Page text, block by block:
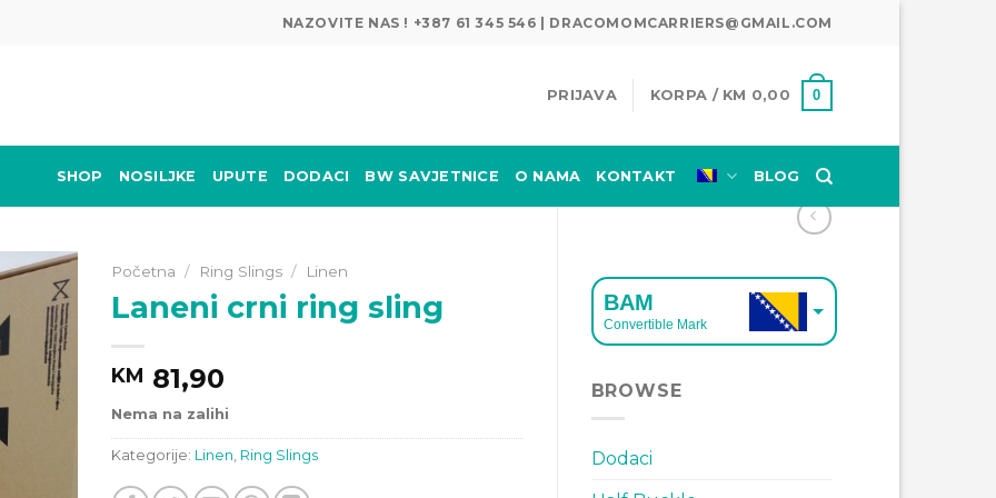
NAZOVITE NAS ! +387 61 345 546 | DRACOMOMCARRIERS@GMAIL.COM
PRIJAVA KORPA / KM 0,00 0
SHOP NOSILJKE UPUTE DODACI BW SAVJETNICE O NAMA KONTAKT BLOG
BAM
Convertible Mark
European Euro
BROWSE
Dodaci
Početna / Ring Slings / Linen
Laneni crni ring sling
KM 81,90
Nema na zalihi
Kategorije: Linen Ring Slings